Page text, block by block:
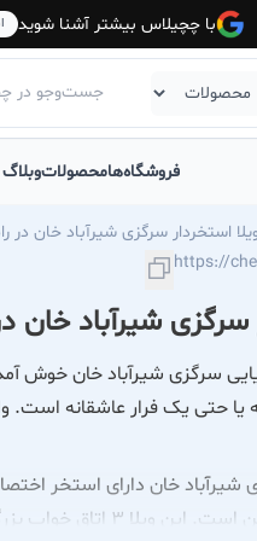
با چچیلاس بیشتر آشنا شوید
فروشگاه‌هامحصولاتوبلاگ
استخردار سرگزی شیرآباد خان در
سرگزی شیرآباد خان
سرگزی شیرآباد خان خوش
یا حتی یک فرار عاشقانه است.
شیرآباد خان دارای استخر
خانه‌ای گرم و